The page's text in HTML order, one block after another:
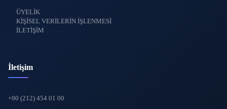
ÜYELİK
KİŞİSEL VERİLERİN İŞLENMESİ
İLETİŞİM
İletişim
+90 (212) 454 01 00